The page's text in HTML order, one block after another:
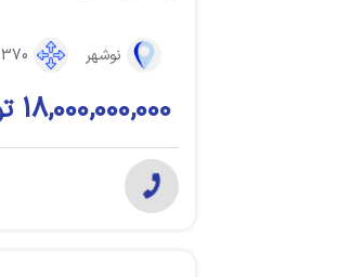
نوشهر 370 متر
18,000,000,000 تومــان